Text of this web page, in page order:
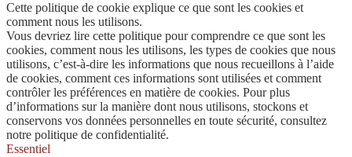
Cette politique de cookie explique ce que sont les cookies et
comment nous les utilisons.
Vous devriez lire cette politique pour comprendre ce que sont les
cookies, comment nous les utilisons, les types de cookies que nous
utilisons, c’est-à-dire les informations que nous recueillons à l’aide
de cookies, comment ces informations sont utilisées et comment
contrôler les préférences en matière de cookies. Pour plus
d’informations sur la manière dont nous utilisons, stockons et
conservons vos données personnelles en toute sécurité, consultez
notre politique de confidentialité.
Essentiel